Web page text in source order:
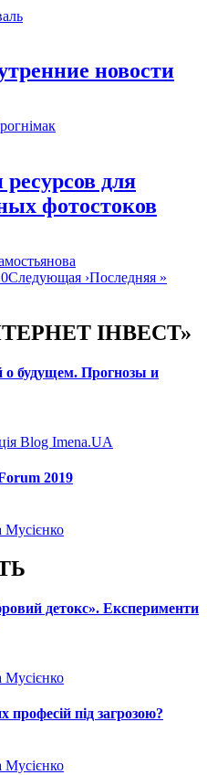
новости
для
фотостоков
Следующая ›Последняя »
ІНВЕСТ»
будущем. Прогнозы и
Blog Imena.UA
2019
Мусієнко
детокс». Експерименти
Мусієнко
під загрозою?
Мусієнко